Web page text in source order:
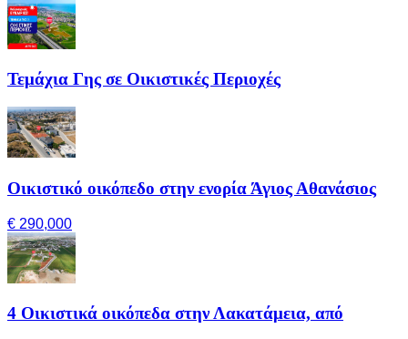
Τεμάχια Γης σε Οικιστικές Περιοχές
Οικιστικό οικόπεδο στην ενορία Άγιος Αθανάσιος
€ 290,000
4 Οικιστικά οικόπεδα στην Λακατάμεια, από